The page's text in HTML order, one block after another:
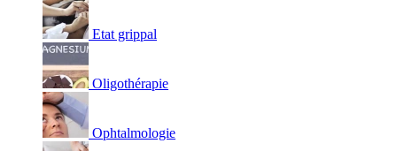
Etat grippal
Oligothérapie
Ophtalmologie